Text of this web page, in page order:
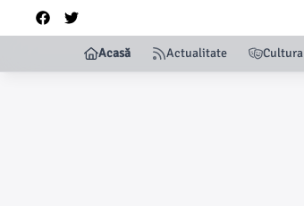
Acasă Actualitate Cultura